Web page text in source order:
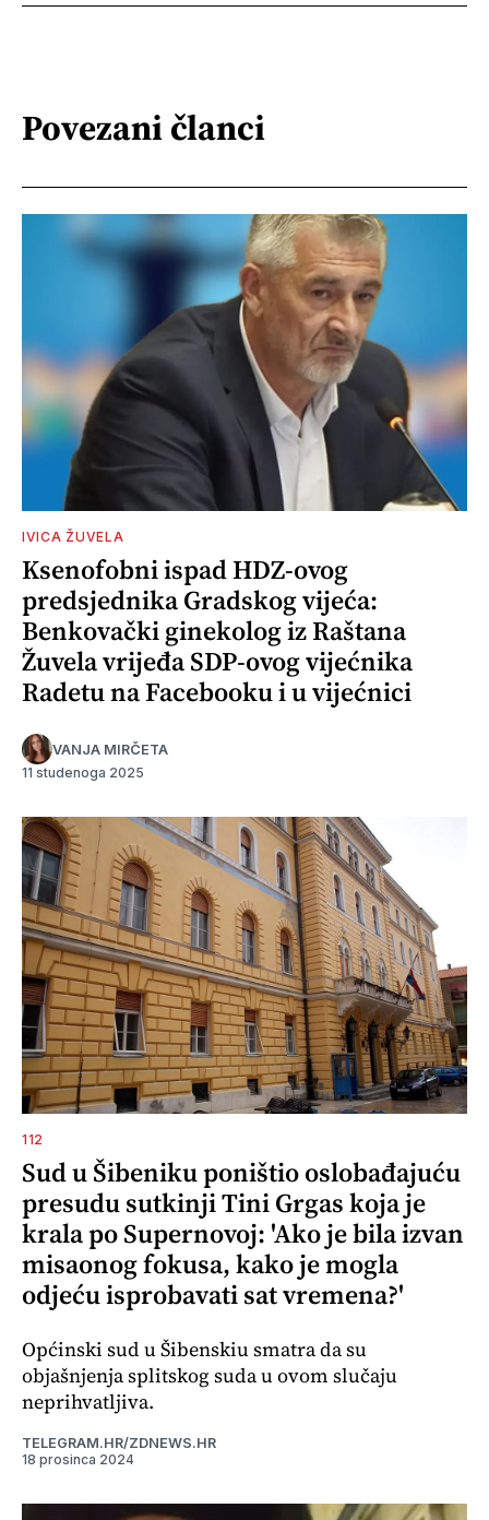
Povezani članci
IVICA ŽUVELA
Ksenofobni ispad HDZ-ovog
predsjednika Gradskog vijeća:
Benkovački ginekolog iz Raštana
Žuvela vrijeđa SDP-ovog vijećnika
Radetu na Facebooku i u vijećnici
VANJA MIRČETA
11 studenoga 2025
112
Sud u Šibeniku poništio oslobađajuću
presudu sutkinji Tini Grgas koja je
krala po Supernovoj: 'Ako je bila izvan
misaonog fokusa, kako je mogla
odjeću isprobavati sat vremena?'
Općinski sud u Šibenskiu smatra da su
objašnjenja splitskog suda u ovom slučaju
neprihvatljiva.
TELEGRAM.HR/ZDNEWS.HR
18 prosinca 2024